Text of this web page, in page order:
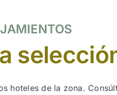
hoteles de la zona.